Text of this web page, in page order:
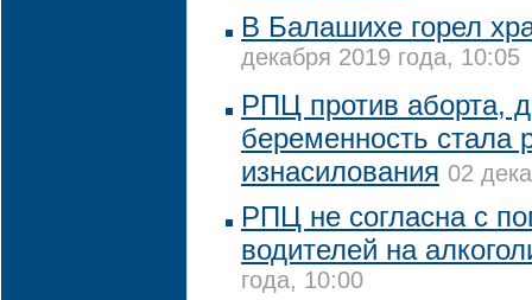
В Балашихе горел
декабря 2019 года, 10:05
РПЦ против аборта,
беременность стала
изнасилования 02
РПЦ не согласна с
водителей на
года, 10:00